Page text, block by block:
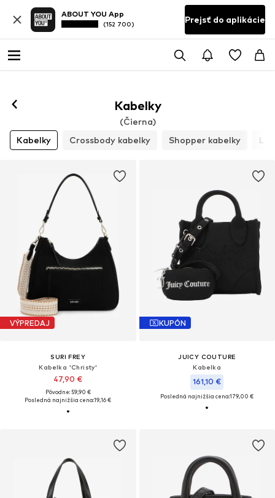
ABOUT YOU App
(152 700) Prejsť do aplikácie
Kabelky
(Čierna)
Kabelky
Crossbody kabelky Shopper kabelky
VÝPREDAJ
SURI FREY
Kabelka 'Christy'
47,90 €
Pôvodne: 59,90 €
Posledná najnižšia cena:19,16 €
KUPÓN
JUICY COUTURE
Kabelka
161,10 €
Posledná najnižšia cena:179,00 €